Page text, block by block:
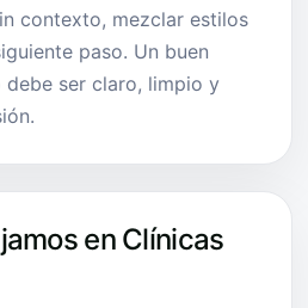
contexto, mezclar estilos
paso. Un buen
ser claro, limpio y
en Clínicas